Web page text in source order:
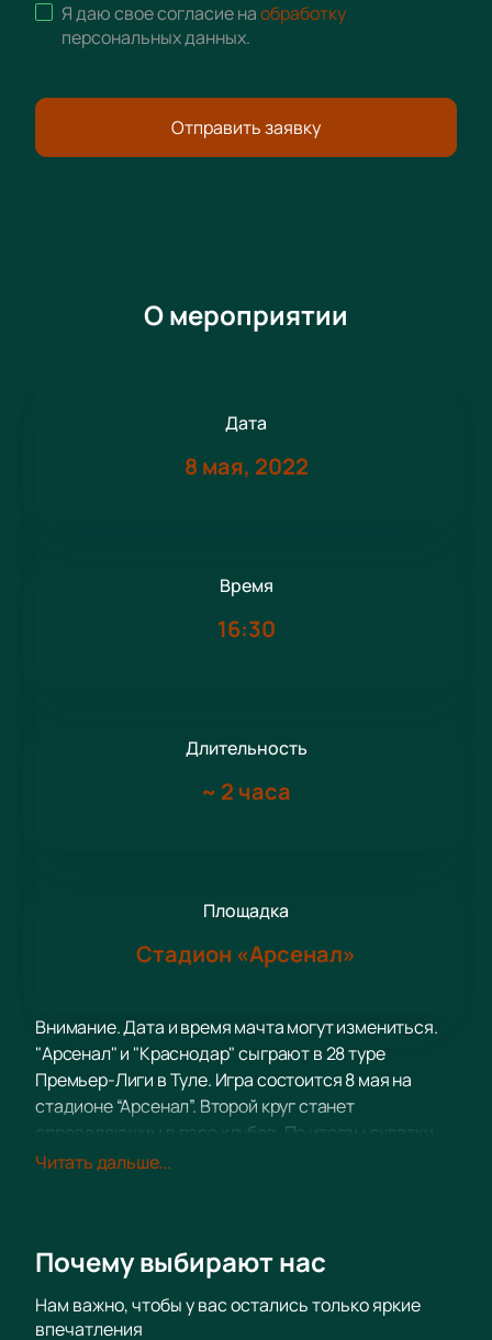
Я даю свое согласие наобработку
персональных данных.
Отправить заявку
О мероприятии
Дата
8 мая, 2022
Время
16:30
Длительность
~ 2 часа
Площадка
Стадион «Арсенал»
Внимание. Дата и время мачта могут измениться.
"Арсенал" и "Краснодар" сыграют в 28 туре
Премьер-Лиги в Туле. Игра состоится 8 мая на
стадионе “Арсенал”. Второй круг станет
определяющим в паре клубов. По итогам схватки
будет известен расклад сил между оппонентами.
домашней арене во второй очной встрече. Игра
выиграли с преимуществом в один мяч, трижды
Читать дальше...
Почему выбирают нас
Нам важно, чтобы у вас остались только яркие
впечатления